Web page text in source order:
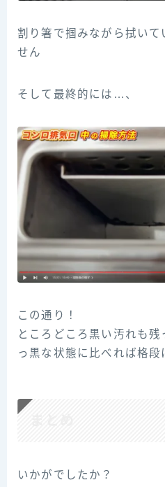
割り箸で掴みながら拭いて
せん
そして最終的には…、
この通り！
ところどころ黒い汚れも
っ黒な状態に比べれば格
いかがでしたか？